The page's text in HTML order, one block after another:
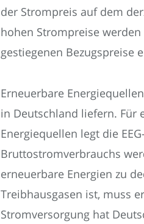
der Strompreis auf dem
hohen Strompreise
gestiegenen Bezugspreise
Erneuerbare
in Deutschland liefern. Für
Energiequellen legt die
Bruttostromverbrauchs
erneuerbare Energien zu
Treibhausgasen ist, muss
Stromversorgung hat